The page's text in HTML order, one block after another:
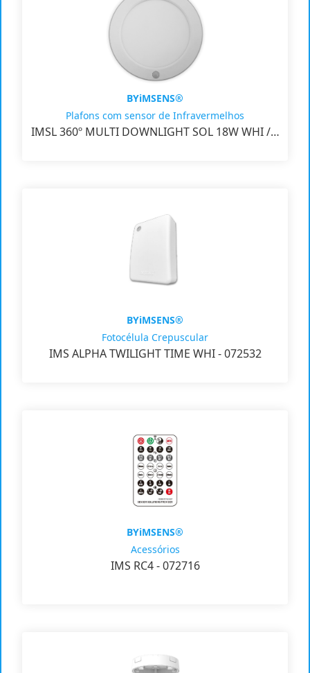
BYiMSENS®
Plafons com sensor de Infravermelhos
IMSL 360º MULTI DOWNLIGHT SOL 18W WHI /…
BYiMSENS®
Fotocélula Crepuscular
IMS ALPHA TWILIGHT TIME WHI - 072532
BYiMSENS®
Acessórios
IMS RC4 - 072716